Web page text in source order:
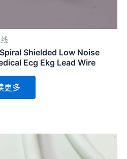
Shielded Low Noise
Ecg Ekg Lead Wire
更多